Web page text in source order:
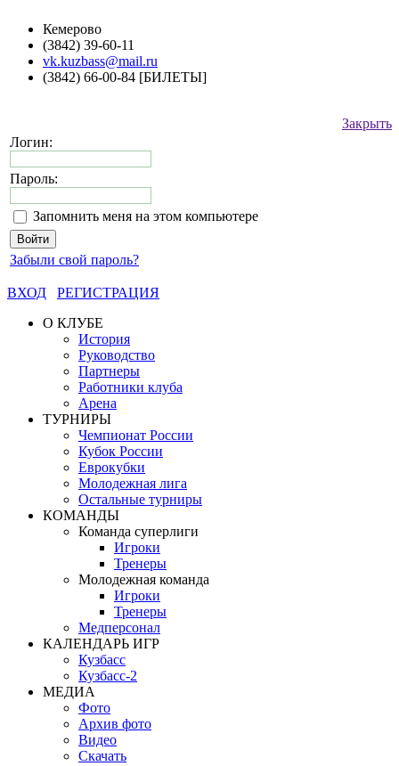
Кемерово
(3842) 39-60-11
vk.kuzbass@mail.ru
(3842) 66-00-84 [БИЛЕТЫ]
Закрыть
Логин:
Пароль:
Запомнить меня на этом компьютере
Забыли свой пароль?
ВХОД
РЕГИСТРАЦИЯ
О КЛУБЕ
История
Руководство
Партнеры
Работники клуба
Арена
ТУРНИРЫ
Чемпионат России
Кубок России
Еврокубки
Молодежная лига
Остальные турниры
КОМАНДЫ
Команда суперлиги
Игроки
Тренеры
Молодежная команда
Игроки
Тренеры
Медперсонал
КАЛЕНДАРЬ ИГР
Кузбасс
Кузбасс-2
МЕДИА
Фото
Архив фото
Видео
Скачать